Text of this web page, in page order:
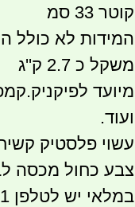
קוטר 33 סמ
המידות לא כולל
משקל כ 2.7 ק''ג
מיועד
ועוד.
עשוי פלסטיק
צבע כחול מכסה
במלאי יש לטלפן 0523214741